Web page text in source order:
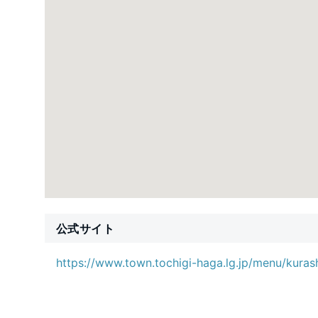
公式サイト
https://www.town.tochigi-haga.lg.jp/menu/